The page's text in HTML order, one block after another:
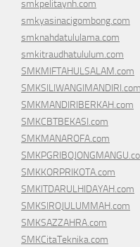
smkpelitaynh.com
smkyasinacigombong.com
smknahdatululama.com
smkitraudhatululum.com
SMKMIFTAHULSALAM.com
SMKSILIWANGIMANDIRI.com
SMKMANDIRIBERKAH.com
SMKCBTBEKASI.com
SMKMANAROFA.com
SMKKORPRIKOTA.com
SMKITDARULHIDAYAH.com
SMKSIROJULUMMAH.com
SMKSAZZAHRA.com
SMKCitaTeknika.com